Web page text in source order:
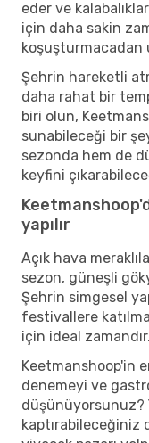
eder ve
için daha sakin
koşuşturmacadan
Şehrin hareketli
daha rahat bir
biri olun,
sunabileceği bir
sezonda hem de
keyfini
yapılır
Açık hava
sezon, güneşli
Şehrin simgesel
festivallere
için ideal zamandır.
Keetmanshoop'in
denemeyi ve
düşünüyorsunuz?
kaptırabileceğiniz